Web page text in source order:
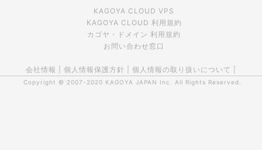
KAGOYA CLOUD VPS
KAGOYA CLOUD 利用規約
カゴヤ・ドメイン 利用規約
お問い合わせ窓口
会社情報 個人情報保護方針 個人情報の取り扱いについて
Copyright © 2007-2020 KAGOYA JAPAN Inc. All Rights Reserved.